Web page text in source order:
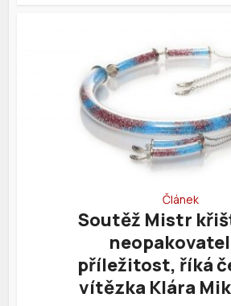
Článek
Soutěž Mistr
příležitost, říká
vítězka Klára